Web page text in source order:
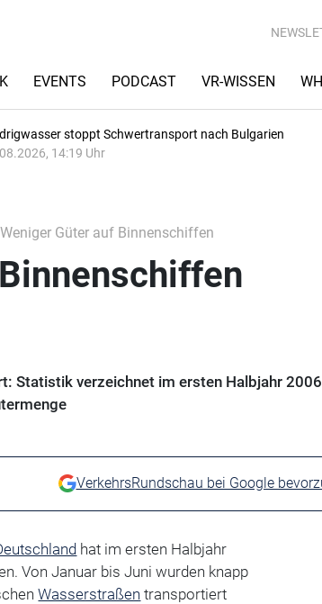
EVENTS PODCAST VR-WISSEN
stoppt Schwertransport nach Bulgarien
14:19 Uhr
Weniger Güter auf Binnenschiffen
Statistik verzeichnet im ersten Halbjahr
VerkehrsRundschau bei Google
hat im ersten Halbjahr
Von Januar bis Juni wurden knapp
Wasserstraßen transportiert